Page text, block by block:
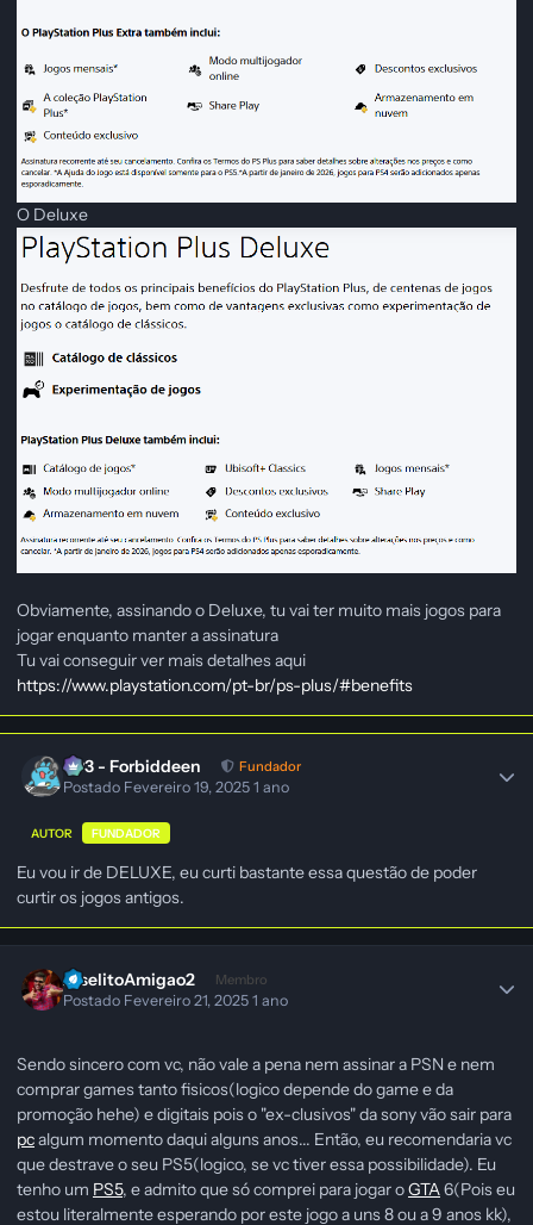
O Deluxe
Obviamente, assinando o Deluxe, tu vai ter muito mais jogos para
jogar enquanto manter a assinatura
Tu vai conseguir ver mais detalhes aqui
https://www.playstation.com/pt-br/ps-plus/#benefits
403 - Forbiddeen Fundador
Postado Fevereiro 19, 20251 ano
AUTOR FUNDADOR
Eu vou ir de DELUXE, eu curti bastante essa questão de poder
curtir os jogos antigos.
JoselitoAmigao2 Membro
Postado Fevereiro 21, 20251 ano
Sendo sincero com vc, não vale a pena nem assinar a PSN e nem
comprar games tanto fisicos(logico depende do game e da
promoção hehe) e digitais pois o "ex-clusivos" da sony vão sair para
pcalgum momento daqui alguns anos... Então, eu recomendaria vc
que destrave o seu PS5(logico, se vc tiver essa possibilidade). Eu
tenho um PS5, e admito que só comprei para jogar oGTA6(Pois eu
estou literalmente esperando por este jogo a uns 8 ou a 9 anos kk),